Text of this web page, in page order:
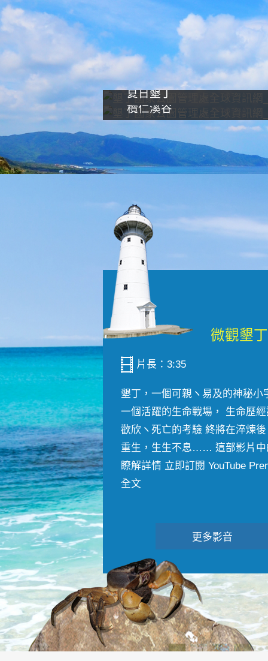
夏日墾丁
欖仁溪谷
片長：3:35
墾丁，一個可親ヽ易及的神秘小
一個活躍的生命戰場， 生命歷
歡欣ヽ死亡的考驗 終將在淬煉
重生，生生不息…… 這部影片中
瞭解詳情 立即訂閱 YouTube
全文
更多影音